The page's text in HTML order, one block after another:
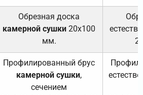
Обрезная доска
камерной сушки 20х100
мм.
Профилированный брус
камерной сушки,
сечением